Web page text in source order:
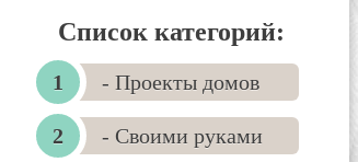
Список категорий:
- Проекты домов
- Своими руками